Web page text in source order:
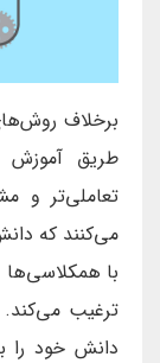
برخلاف
طریق آموزش
تعاملی‌تر و
می‌کنند که
با همکلاسی‌ها
ترغیب می‌کند.
دانش خود را